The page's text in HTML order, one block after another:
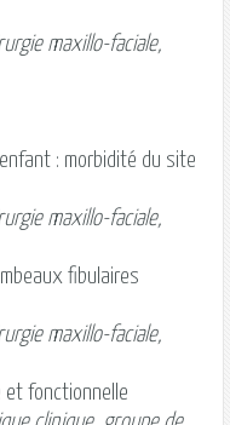
maxillo-faciale,
: morbidité du site
maxillo-faciale,
fibulaires
maxillo-faciale,
fonctionnelle